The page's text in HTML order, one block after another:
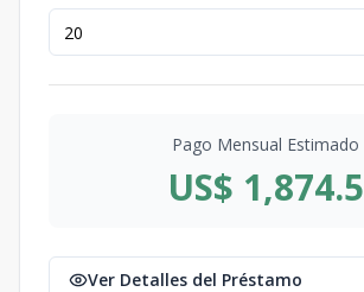
Pago Mensual Estimado
US$ 1,874.5
Ver Detalles del Préstamo